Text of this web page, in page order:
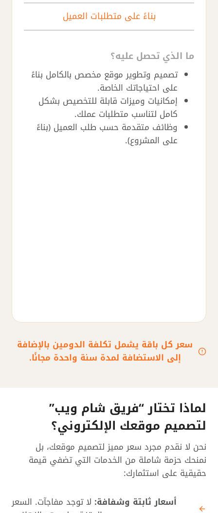
بناءً على متطلبات العميل
ما الذي تحصل عليه؟
تصميم وتطوير موقع مخصص بالكامل بناءً
على احتياجاتك الخاصة.
إمكانيات وميزات قابلة للتخصيص بشكل
كامل لتناسب متطلبات عملك.
وظائف متقدمة حسب طلب العميل (بناءً
على المشروع).
سعر كل باقة يشمل تكلفة الدومين بالإضافة
إلى الاستضافة لمدة سنة واحدة مجانًا.
لماذا تختار “فريق شام ويب”
لتصميم موقعك الإلكتروني؟
نحن لا نقدم مجرد سعر مميز لتصميم موقعك، بل
نمنحك حزمة شاملة من الخدمات التي تضفي قيمة
حقيقية على استثمارك:
أسعار ثابتة وشفافة: لا توجد مفاجآت. السعر